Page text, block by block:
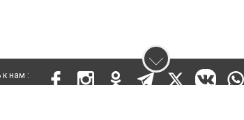
к нам :